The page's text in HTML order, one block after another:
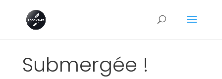
Submergée !